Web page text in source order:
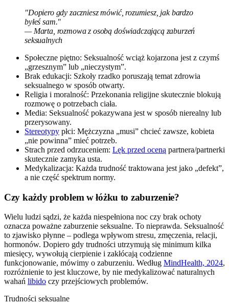
"Dopiero gdy zaczniesz mówić, rozumiesz, jak bardzo
byłeś sam."
— Marta, rozmowa z osobą doświadczającą zaburzeń
seksualnych
Społeczne piętno: Seksualność wciąż kojarzona jest z czymś
„grzesznym” lub „nieczystym”.
Brak edukacji: Szkoły rzadko poruszają temat zdrowia
seksualnego w sposób otwarty.
Religia i moralność: Przekonania religijne skutecznie blokują
rozmowę o potrzebach ciała.
Media: Seksualność pokazywana jest w sposób nierealny lub
przerysowany.
Stereotypy płci: Mężczyzna „musi” chcieć zawsze, kobieta
„nie powinna” mieć potrzeb.
Strach przed odrzuceniem: Lęk przed oceną partnera/partnerki
skutecznie zamyka usta.
Medykalizacja: Każda trudność traktowana jest jako „defekt”,
a nie część spektrum normy.
Czy każdy problem w łóżku to zaburzenie?
Wielu ludzi sądzi, że każda niespełniona noc czy brak ochoty
oznacza poważne zaburzenie seksualne. To nieprawda. Seksualność
to zjawisko płynne – podlega wpływom stresu, zmęczenia, relacji,
hormonów. Dopiero gdy trudności utrzymują się minimum kilka
miesięcy, wywołują cierpienie i zakłócają codzienne
funkcjonowanie, mówimy o zaburzeniu. Według MindHealth, 2024,
rozróżnienie to jest kluczowe, by nie medykalizować naturalnych
wahań libido czy przejściowych problemów.
Trudności seksualne